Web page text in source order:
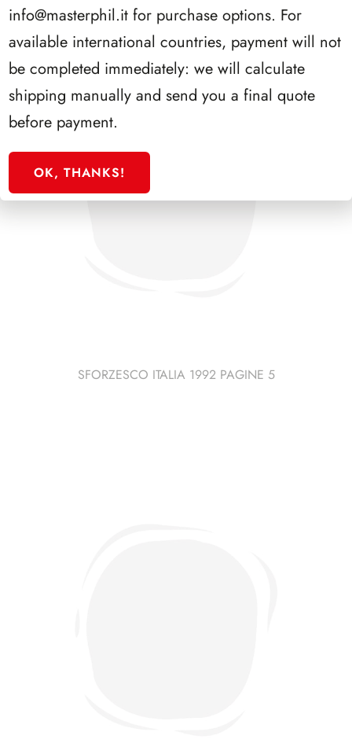
SFORZESCO ITALIA 1992 PAGINE 5
info@masterphil.it for purchase options. For
available international countries, payment will not
be completed immediately: we will calculate
shipping manually and send you a final quote
before payment.
OK, THANKS!